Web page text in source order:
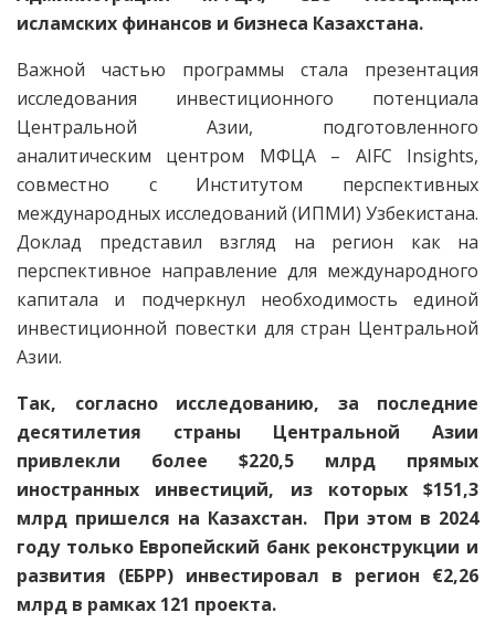
исламских финансов и бизнеса Казахстана.
Важной частью программы стала презентация
исследования инвестиционного потенциала
Центральной Азии, подготовленного
аналитическим центром МФЦА – AIFC Insights,
совместно с Институтом перспективных
международных исследований (ИПМИ) Узбекистана.
Доклад представил взгляд на регион как на
перспективное направление для международного
капитала и подчеркнул необходимость единой
инвестиционной повестки для стран Центральной
Азии.
Так, согласно исследованию, за последние
десятилетия страны Центральной Азии
привлекли более $220,5 млрд прямых
иностранных инвестиций, из которых $151,3
млрд пришелся на Казахстан. При этом в 2024
году только Европейский банк реконструкции и
развития (ЕБРР) инвестировал в регион €2,26
млрд в рамках 121 проекта.